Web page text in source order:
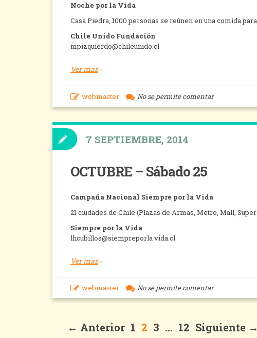
Noche por la Vida
Casa Piedra, 1000 personas se reúnen en una comida
Chile Unido Fundación
mpizquierdo@chileunido.cl
Ver mas
webmaster No se permite comentar
OCTUBRE – Sábado 25
Campaña Nacional Siempre por la Vida
21 ciudades de Chile (Plazas de Armas, Metro, Mall,
Siempre por la Vida
lhcubillos@siempreporla vida.cl
Ver mas
7 SEPTIEMBRE, 2014
webmaster No se permite comentar
← Anterior 1 2 3 … 12 Siguiente →